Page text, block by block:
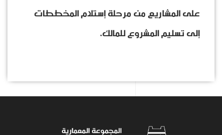
على المشاريع من مرحلة إستلام المخططات
إلى تسليم المشروع للمالك.